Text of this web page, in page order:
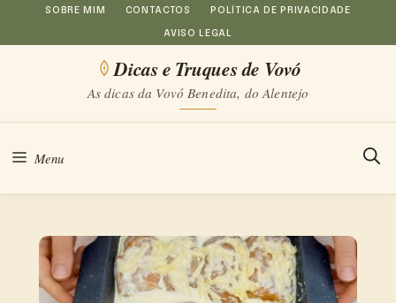
Saltar
para
conteúdo
SOBRE MIM CONTACTOS POLÍTICA DE PRIVACIDADE
AVISO LEGAL
Dicas e Truques de Vovó
As dicas da Vovó Benedita, do Alentejo
Menu